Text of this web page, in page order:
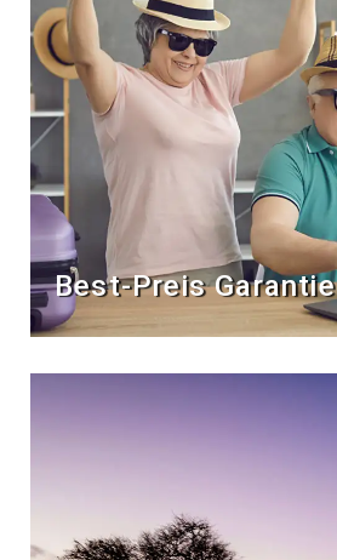
Best-Preis Garantie